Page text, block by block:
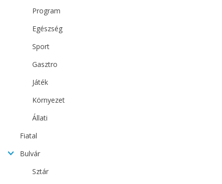
Program
Egészség
Sport
Gasztro
Játék
Környezet
Állati
Fiatal
Bulvár
Sztár